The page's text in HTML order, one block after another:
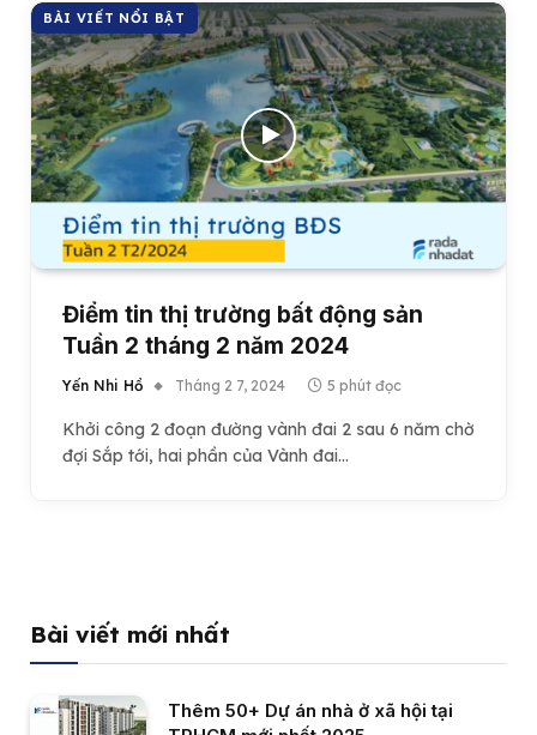
BÀI VIẾT NỔI BẬT
Điểm tin thị trường bất động sản
Tuần 2 tháng 2 năm 2024
Yến Nhi Hồ Tháng 2 7, 2024 5 phút đọc
Khởi công 2 đoạn đường vành đai 2 sau 6 năm chờ
đợi Sắp tới, hai phần của Vành đai…
Bài viết mới nhất
Thêm 50+ Dự án nhà ở xã hội tại